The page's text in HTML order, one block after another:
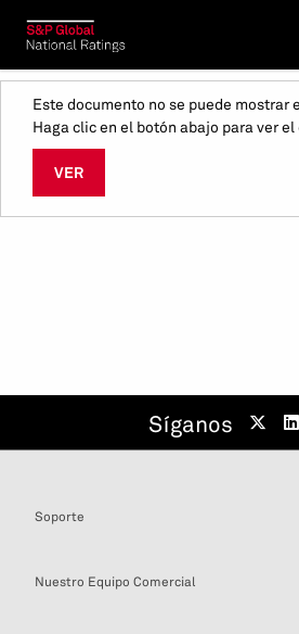
Este documento no se puede mostrar
Haga clic en el botón abajo para ver
VER
Síganos
Soporte
Nuestro Equipo Comercial